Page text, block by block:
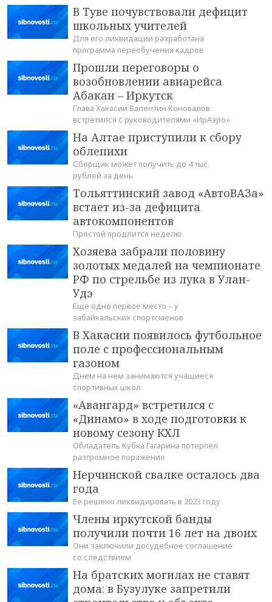
В Туве почувствовали дефицит
школьных учителей
Для его ликвидации разработана
программа переобучения кадров
Прошли переговоры о
возобновлении авиарейса
Абакан – Иркутск
Глава Хакасии Валентин Коновалов
встретился с руководителями «ИрАэро»
На Алтае приступили к сбору
облепихи
Сборщик может получить до 4 тыс.
рублей за день
Тольяттинский завод «АвтоВАЗа»
встает из-за дефицита
автокомпонентов
Простой продлится неделю
Хозяева забрали половину
золотых медалей на чемпионате
РФ по стрельбе из лука в Улан-
Удэ
Еще одно первое место – у
забайкальских спортсменов
В Хакасии появилось футбольное
поле с профессиональным
газоном
Днем на нем занимаются учащиеся
спортивных школ
«Авангард» встретился с
«Динамо» в ходе подготовки к
новому сезону КХЛ
Обладатель Кубка Гагарина потерпел
разгромное поражение
Нерчинской свалке осталось два
года
Ее решено ликвидировать в 2023 году
Члены иркутской банды
получили почти 16 лет на двоих
Они заключили досудебное соглашение
со следствием
На братских могилах не ставят
дома: в Бузулуке запретили